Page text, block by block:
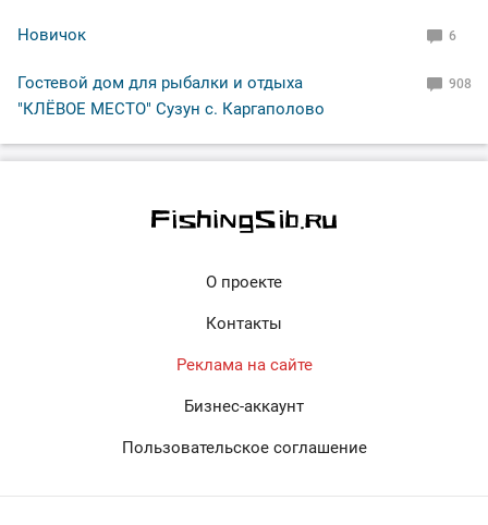
Новичок 6
Гостевой дом для рыбалки и отдыха
"КЛЁВОЕ МЕСТО" Сузун с. Каргаполово
908
О проекте
Контакты
Реклама на сайте
Бизнес-аккаунт
Пользовательское соглашение